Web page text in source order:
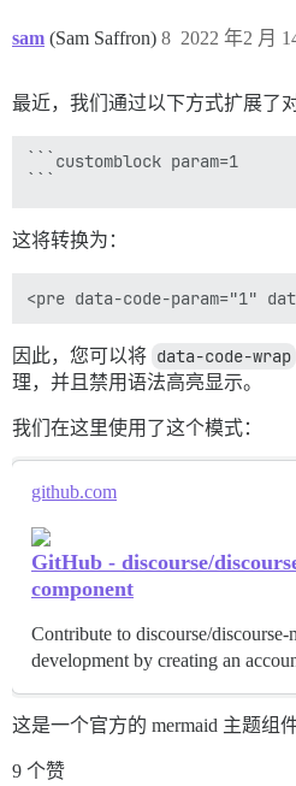
sam (Sam Saffron) 2022 年2 月
8
最近，我们通过以下方式扩展了
```customblock param=1
这将转换为：
因此，您可以将 data-code-wrap
理，并且禁用语法高亮显示。
我们在这里使用了这个模式：
github.com
GitHub - discourse/
component
Contribute to discourse/
development by creating an
这是一个官方的 mermaid 主题组件
9 个赞